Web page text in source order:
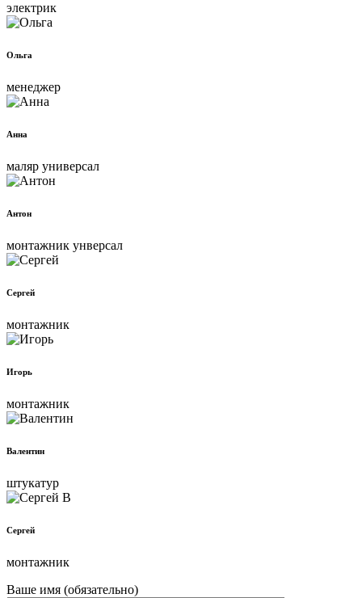
электрик
Ольга
менеджер
Анна
маляр универсал
Антон
монтажник унверсал
Сергей
монтажник
Игорь
монтажник
Валентин
штукатур
Сергей
монтажник
Ваше имя (обязательно)